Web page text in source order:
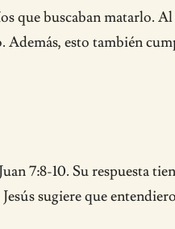
que buscaban matarlo. Al
Además, esto también
7:8-10. Su respuesta
sugiere que